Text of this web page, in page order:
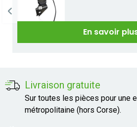
En savoir
Livraison gratuite
Sur toutes les pièces pour une
métropolitaine (hors Corse).